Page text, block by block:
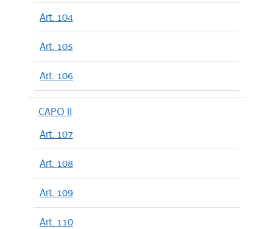
Art. 104
Art. 105
Art. 106
CAPO II
Art. 107
Art. 108
Art. 109
Art. 110